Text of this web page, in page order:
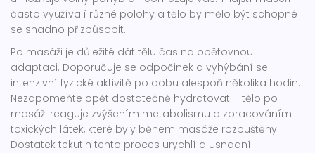
často využívají různé polohy a tělo by mělo být schopné
se snadno přizpůsobit.
Po masáži je důležité dát tělu čas na opětovnou
adaptaci. Doporučuje se odpočinek a vyhýbání se
intenzivní fyzické aktivitě po dobu alespoň několika hodin.
Nezapomeňte opět dostatečně hydratovat – tělo po
masáži reaguje zvýšením metabolismu a zpracováním
toxických látek, které byly během masáže rozpuštěny.
Dostatek tekutin tento proces urychlí a usnadní.